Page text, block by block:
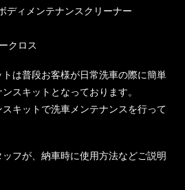
ディメンテナンスクリーナー
クロス
は普段お客様が日常洗車の際に簡単
スキットとなっております。
キットで洗車メンテナンスを行って
フが、納車時に使用方法などご説明